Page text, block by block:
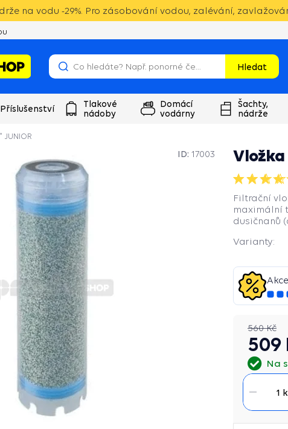
na vodu -29%. Pro zásobování vodou, zalévání,
Hledat
Příslušenství
Tlakové
nádoby
Domácí
vodárny
Šachty,
nádrže
JUNIOR
Vložka
ID: 17003
Filtrační
maximální
dusičnanů
Varianty:
Na
560 Kč
509
1